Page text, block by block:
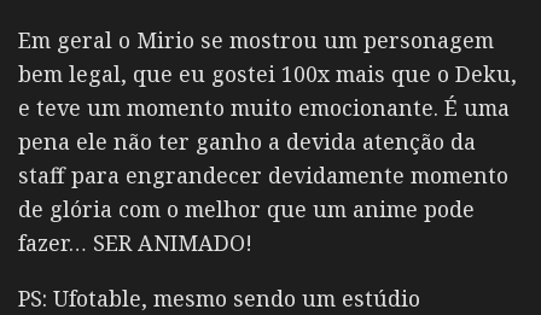
Em geral o Mirio se mostrou um personagem
bem legal, que eu gostei 100x mais que o Deku,
e teve um momento muito emocionante. É uma
pena ele não ter ganho a devida atenção da
staff para engrandecer devidamente momento
de glória com o melhor que um anime pode
fazer… SER ANIMADO!
PS: Ufotable, mesmo sendo um estúdio